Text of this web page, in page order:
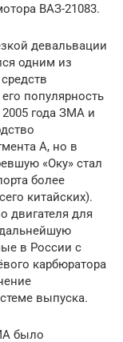
ВАЗ-21083.
девальвации
одним из
популярность
года ЗМА и
А, но в
«Оку» стал
более
китайских).
двигателя для
в России с
карбюратора
выпуска.
было